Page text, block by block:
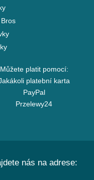
Můžete platit pomocí:
platební karta
PayPal
Przelewy24
nás na adrese: